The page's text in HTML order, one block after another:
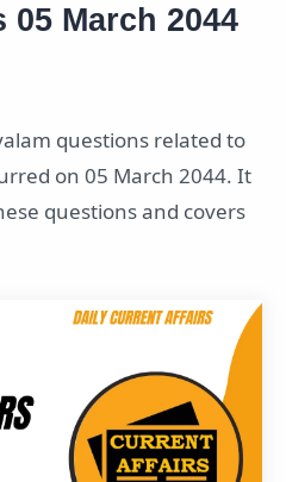
March 2044
questions related to
on 05 March 2044. It
questions and covers